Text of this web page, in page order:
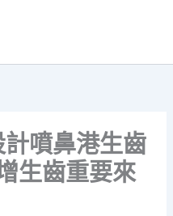
噴鼻港生齒
生齒重要來